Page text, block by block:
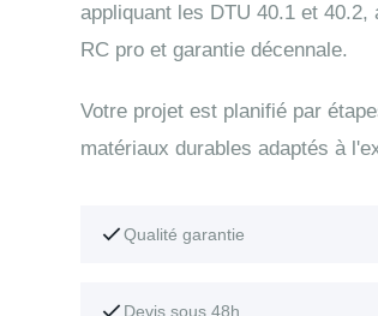
appliquant les DTU 40.1 et
RC pro et garantie décennale.
Votre projet est planifié par
matériaux durables adaptés à
Qualité garantie
Devis sous 48h